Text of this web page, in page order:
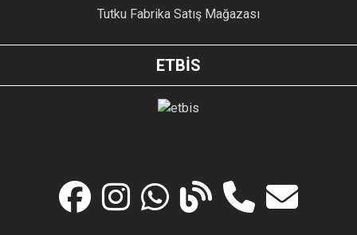
Tutku Fabrika Satış Mağazası
ETBİS